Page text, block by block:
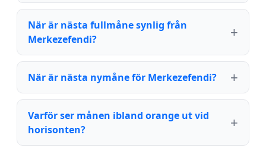
När är nästa fullmåne synlig från
Merkezefendi?
När är nästa nymåne för Merkezefendi?
Varför ser månen ibland orange ut vid
horisonten?